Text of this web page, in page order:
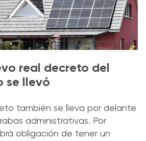
real decreto del
se llevó
también se lleva por delante
administrativas. Por
obligación de tener un